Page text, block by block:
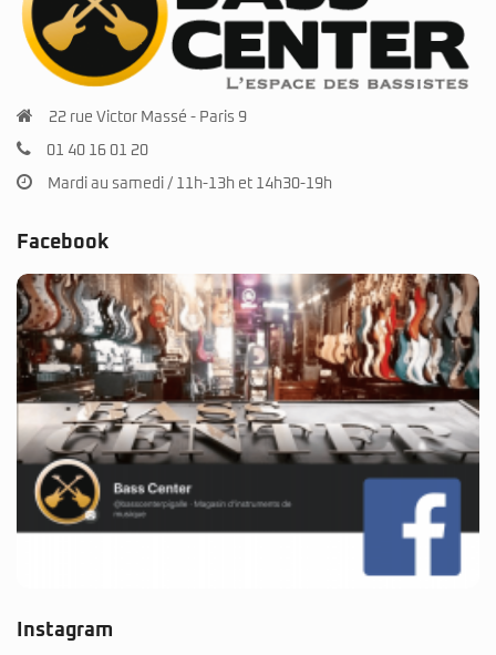
22 rue Victor Massé - Paris 9
01 40 16 01 20
Mardi au samedi / 11h-13h et 14h30-19h
Facebook
Instagram